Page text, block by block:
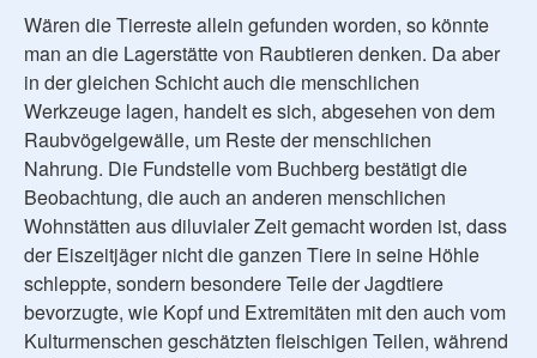
Wären die Tierreste allein gefunden worden, so könnte
man an die Lagerstätte von Raubtieren denken. Da aber
in der gleichen Schicht auch die menschlichen
Werkzeuge lagen, handelt es sich, abgesehen von dem
Raubvögelgewälle, um Reste der menschlichen
Nahrung. Die Fundstelle vom Buchberg bestätigt die
Beobachtung, die auch an anderen menschlichen
Wohnstätten aus diluvialer Zeit gemacht worden ist, dass
der Eiszeitjäger nicht die ganzen Tiere in seine Höhle
schleppte, sondern besondere Teile der Jagdtiere
bevorzugte, wie Kopf und Extremitäten mit den auch vom
Kulturmenschen geschätzten fleischigen Teilen, während